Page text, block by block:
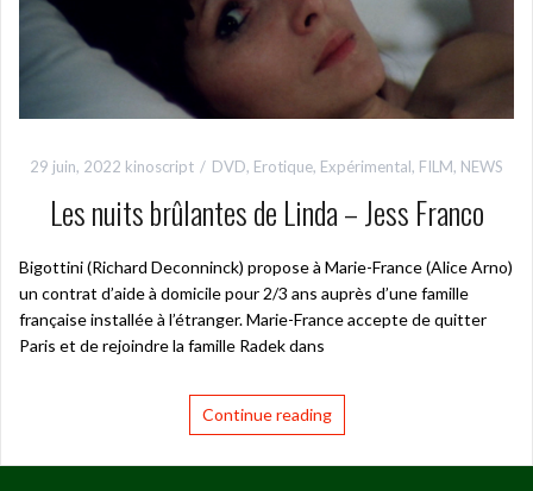
29 juin, 2022 kinoscript DVD, Erotique, Expérimental, FILM, NEWS
Les nuits brûlantes de Linda – Jess Franco
Bigottini (Richard Deconninck) propose à Marie-France (Alice Arno)
un contrat d’aide à domicile pour 2/3 ans auprès d’une famille
française installée à l’étranger. Marie-France accepte de quitter
Paris et de rejoindre la famille Radek dans
Continue reading